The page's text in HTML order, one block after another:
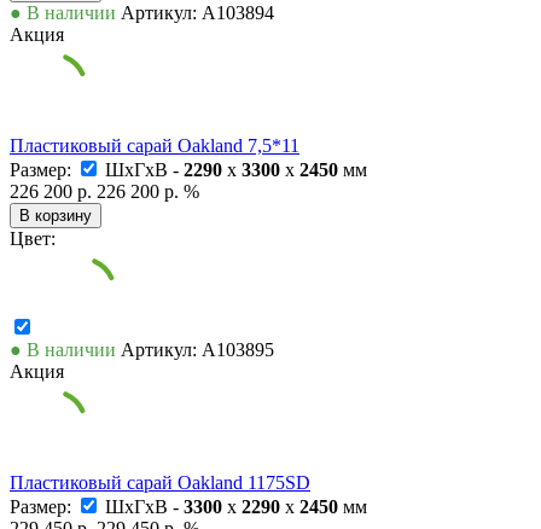
● В наличии Артикул: А103894
Акция
Пластиковый сарай Oakland 7,5*11
Размер:
ШxГxВ - 2290 x 3300 x 2450 мм
226 200 р. 226 200 р. %
В корзину
Цвет:
● В наличии Артикул: А103895
Акция
Пластиковый сарай Oakland 1175SD
Размер:
ШxГxВ - 3300 x 2290 x 2450 мм